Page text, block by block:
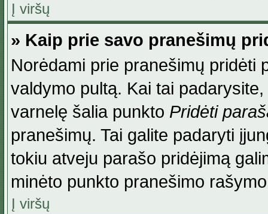
Į viršų
» Kaip prie savo pranešimų
Norėdami prie pranešimų pridėti
valdymo pultą. Kai tai
varnelę šalia punkto Pridėti
pranešimų. Tai galite padaryti
tokiu atveju parašo pridėjimą
minėto punkto pranešimo
Į viršų